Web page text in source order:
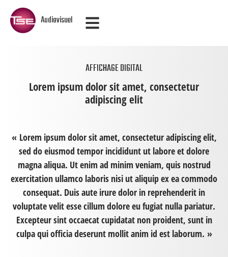
Audiovisuel
AFFICHAGE DIGITAL
Lorem ipsum dolor sit amet, consectetur
adipiscing elit
« Lorem ipsum dolor sit amet, consectetur adipiscing elit,
sed do eiusmod tempor incididunt ut labore et dolore
magna aliqua. Ut enim ad minim veniam, quis nostrud
exercitation ullamco laboris nisi ut aliquip ex ea commodo
consequat. Duis aute irure dolor in reprehenderit in
voluptate velit esse cillum dolore eu fugiat nulla pariatur.
Excepteur sint occaecat cupidatat non proident, sunt in
culpa qui officia deserunt mollit anim id est laborum. »